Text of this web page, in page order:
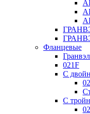
Фланцевые
021F
С
С